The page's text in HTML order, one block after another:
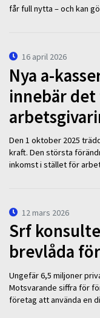
får full nytta – och kan
16 april 2026
Nya a-
innebär
Den 1 oktober 2025
kraft. Den största
inkomst i stället för
12 mars 2026
Srf
brevlåda
Ungefär 6,5 miljoner
Motsvarande siffra för
företag att använda en